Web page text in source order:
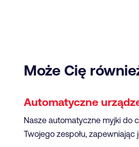
Może Cię
Automatyczne
Nasze automatyczne myjki do
Twojego zespołu, zapewniając